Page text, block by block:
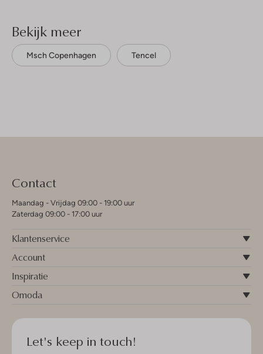
Bekijk meer
Msch Copenhagen Tencel
Contact
Maandag - Vrijdag 09:00 - 19:00 uur
Zaterdag 09:00 - 17:00 uur
Klantenservice
Account
Inspiratie
Omoda
Let's keep in touch!